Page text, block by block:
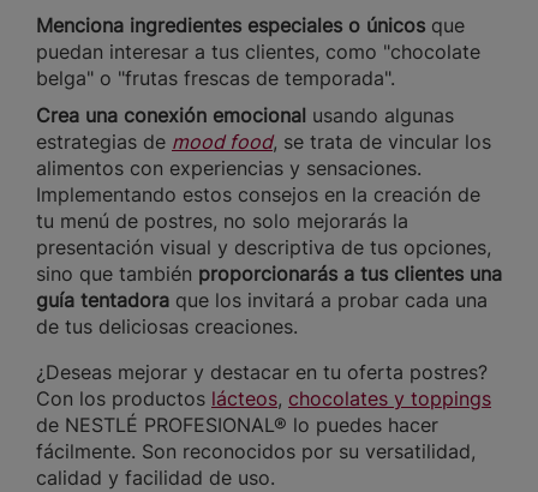
Menciona ingredientes especiales o únicos que
puedan interesar a tus clientes, como "chocolate
belga" o "frutas frescas de temporada".
Crea una conexión emocional usando algunas
estrategias de mood food, se trata de vincular los
alimentos con experiencias y sensaciones.
Implementando estos consejos en la creación de
tu menú de postres, no solo mejorarás la
presentación visual y descriptiva de tus opciones,
sino que también proporcionarás a tus clientes una
guía tentadora que los invitará a probar cada una
de tus deliciosas creaciones.
¿Deseas mejorar y destacar en tu oferta postres?
Con los productos lácteos, chocolates y toppings
de NESTLÉ PROFESIONAL® lo puedes hacer
fácilmente. Son reconocidos por su versatilidad,
calidad y facilidad de uso.